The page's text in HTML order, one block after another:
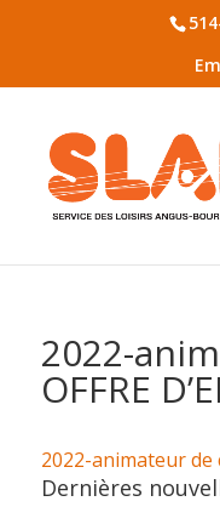
2022-
OFFRE
2022-animateur de
Dernières